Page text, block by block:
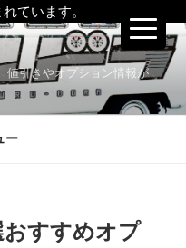
ています。
値引きやオプション情報が
ー
すすめオプ